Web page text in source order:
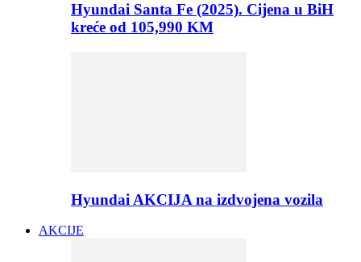
Hyundai Santa Fe (2025). Cijena u BiH
kreće od 105,990 KM
Hyundai AKCIJA na izdvojena vozila
AKCIJE